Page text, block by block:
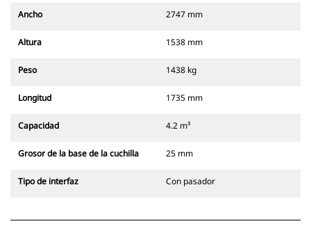
Ancho 2747 mm
Altura 1538 mm
Peso 1438 kg
Longitud 1735 mm
Capacidad 4.2 m³
Grosor de la base de la cuchilla 25 mm
Tipo de interfaz Con pasador